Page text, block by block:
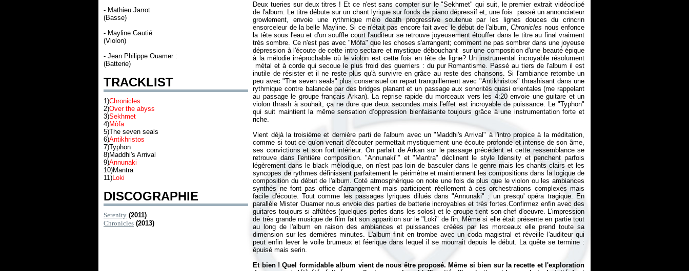
- Mathieu Jarrot
(Basse)
- Mayline Gautié
(Violon)
- Jean Philippe Ouamer :
(Batterie)
TRACKLIST
1)Chronicles
2)Over the abyss
3)Sekhmet
4)Mòfa
5)The seven seals
6)Antikhristos
7)Typhon
8)Maddhi's Arrival
9)Annunaki
10)Mantra
11)Loki
DISCOGRAPHIE
Serenity (2011)
Chronicles (2013)
Deux tueries sur deux titres ! Et ce n'est sans compter sur le "Sekhmet" qui suit, le premier extrait vidéoclipé
de l'album. Le titre débute sur un chant lyrique sur fonds de piano dépressif et, une fois passé un annonciateur
growlement, envoie une rythmique mélo death progressive soutenue par les lignes douces du crincrin
ensorceleur de la belle Mayline. Si ce n'était pas encore fait avec le début de l'album,Chronicles nous enfonce
la tête sous l'eau et d'un souffle court l'auditeur se retrouve joyeusement étouffer dans le titre au final vraiment
très sombre. Ce n'est pas avec "Mòfa" que les choses s'arrangent; comment ne pas sombrer dans une joyeuse
dépression à l'écoute de cette intro sectaire et mystique débouchant sur une composition d'une beauté épique
à la mélodie irréprochable où le violon est cette fois en tête de ligne? Un instrumental incroyable résolument
métal et à corde qui secoue le plus froid des guerriers : du pur Romantisme. Passé au tiers de l'album il est
inutile de résister et il ne reste plus qu'à survivre en grâce au reste des chansons. Si l'ambiance retombe un
peu avec "The seven seals" plus consensuel on repart tranquillement avec "Antikhristos" thrashisant dans une
rythmique contre balancée par des bridges planant et un passage aux sonorités quasi orientales (me rappelant
au passage le groupe français Arkan). La reprise rapide du morceaux vers les 4:20 envoie une guitare et un
violon thrash à souhait, ça ne dure que deux secondes mais l'effet est incroyable de puissance. Le "Typhon"
qui suit maintient la même sensation d’oppression bienfaisante toujours grâce à une instrumentation forte et
riche.
Vient déjà la troisième et dernière parti de l'album avec un "Maddhi's Arrival" à l'intro propice à la méditation,
comme si tout ce qu'on venait d'écouter permettait mystiquement une écoute profonde et intense de son âme,
ses convictions et son fort intérieur. On parlait de Arkan sur le passage précédent et cette ressemblance se
retrouve dans l'entière composition. "Annunaki"" et "Mantra" déclinent le style Idensity et penchent parfois
légèrement dans le black mélodique, on n'est pas loin de basculer dans le genre mais les chants clairs et les
syncopes de rythmes définissent parfaitement le périmètre et maintiennent les compositions dans la logique de
composition du début de l'album. Coté atmosphérique on note une fois de plus que le violon ou les ambiances
synthés ne font pas office d'arrangement mais participent réellement à ces orchestrations complexes mais
facile d'écoute. Tout comme les passages lyriques dilués dans "Annunaki" : un presqu' opéra tragique. En
parallèle Mister Ouamer nous envoie des parties de batterie incroyables et très fortes.Confirmez enfin avec des
guitares toujours si affûtées (quelques perles dans les solos) et le groupe tient son chef d'oeuvre. L'impression
de très grande musique de film fait son apparition sur le "Loki" de fin. Même si elle était présente en partie tout
au long de l'album en raison des ambiances et puissances créées par les morceaux elle prend toute sa
dimension sur les dernières minutes. L'album finit en trombe avec un coda magistral et réveille l'auditeur qui
peut enfin lever le voile brumeux et féerique dans lequel il se mourrait depuis le début. La quête se termine :
épuisé mais serin.
Et bien ! Quel formidable album vient de nous être proposé. Même si bien sur la recette et l'exploration